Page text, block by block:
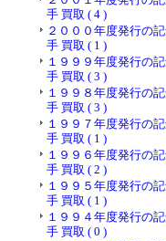
手 買取 ( 4 )
２０００年度発行の
手 買取 ( 1 )
１９９９年度発行の
手 買取 ( 3 )
１９９８年度発行の
手 買取 ( 3 )
１９９７年度発行の
手 買取 ( 1 )
１９９６年度発行の
手 買取 ( 2 )
１９９５年度発行の
手 買取 ( 1 )
１９９４年度発行の
手 買取 ( 0 )